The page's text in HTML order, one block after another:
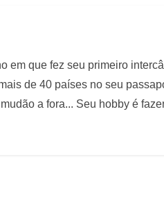
em que fez seu primeiro
de 40 países no seu
a fora... Seu hobby é